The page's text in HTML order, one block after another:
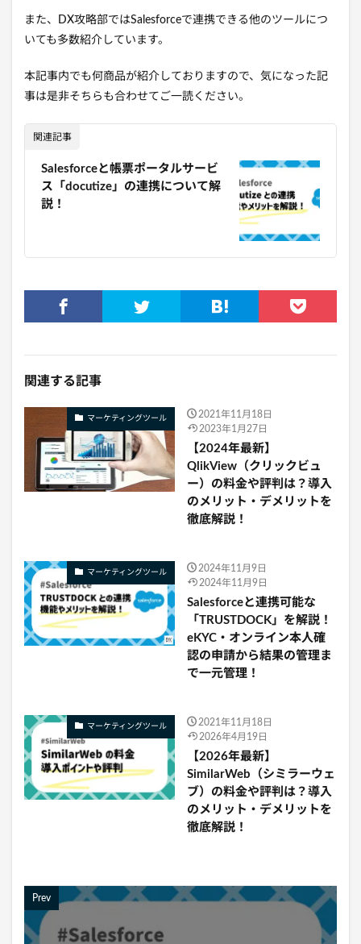
また、DX攻略部ではSalesforceで連携できる他のツールにつ
いても多数紹介しています。
本記事内でも何商品が紹介しておりますので、気になった記
事は是非そちらも合わせてご一読ください。
関連記事
Salesforceと帳票ポータルサービ
ス「docutize」の連携について解
説！
関連する記事
マーケティングツール
2021年11月18日
2023年1月27日
【2024年最新】
QlikView（クリックビュ
ー）の料金や評判は？導入
のメリット・デメリットを
徹底解説！
マーケティングツール
2024年11月9日
2024年11月9日
Salesforceと連携可能な
「TRUSTDOCK」を解説！
eKYC・オンライン本人確
認の申請から結果の管理ま
で一元管理！
マーケティングツール
2021年11月18日
2026年4月19日
【2026年最新】
SimilarWeb（シミラーウェ
ブ）の料金や評判は？導入
のメリット・デメリットを
徹底解説！
Prev